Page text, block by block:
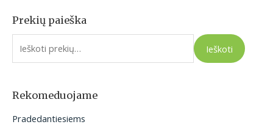
Prekių paieška
I
e
o
Ieškoti
Rekomeduojame
Pradedantiesiems